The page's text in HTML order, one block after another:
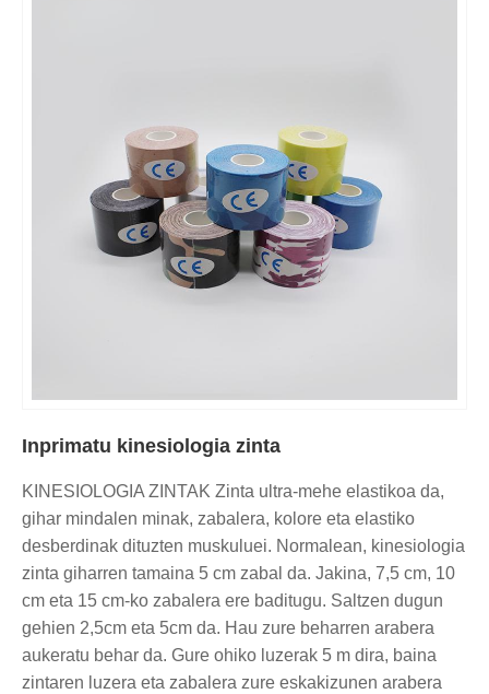
Inprimatu kinesiologia zinta
KINESIOLOGIA ZINTAK Zinta ultra-mehe elastikoa da,
gihar mindalen minak, zabalera, kolore eta elastiko
desberdinak dituzten muskuluei. Normalean, kinesiologia
zinta giharren tamaina 5 cm zabal da. Jakina, 7,5 cm, 10
cm eta 15 cm-ko zabalera ere baditugu. Saltzen dugun
gehien 2,5cm eta 5cm da. Hau zure beharren arabera
aukeratu behar da. Gure ohiko luzerak 5 m dira, baina
zintaren luzera eta zabalera zure eskakizunen arabera